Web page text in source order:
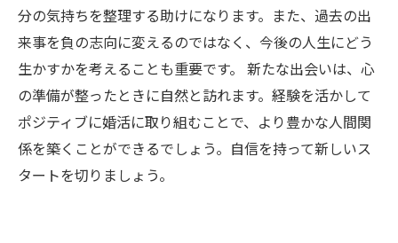
分の気持ちを整理する助けになります。また、過去の出
来事を負の志向に変えるのではなく、今後の人生にどう
生かすかを考えることも重要です。 新たな出会いは、心
の準備が整ったときに自然と訪れます。経験を活かして
ポジティブに婚活に取り組むことで、より豊かな人間関
係を築くことができるでしょう。自信を持って新しいス
タートを切りましょう。